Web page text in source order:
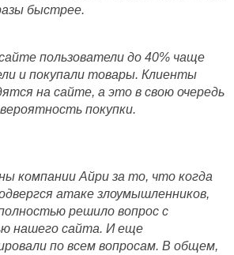
быстрее.
пользователи до 40% чаще
и покупали товары. Клиенты
на сайте, а это в свою очередь
покупки.
компании Айри за то, что когда
атаке злоумышленников,
решило вопрос с
нашего сайта. И еще
по всем вопросам. В общем,